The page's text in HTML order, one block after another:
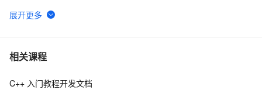
6 设计模式C++学习笔记之十六（Observer观察者模式）
7 C++ Builder构建算二十四点小游戏
8 Qt C++ 扫码枪使用数据处理
相关课程
C++ 入门教程开发文档